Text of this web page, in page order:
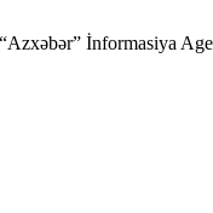
İnformasiya